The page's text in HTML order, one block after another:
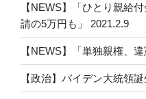
【NEWS】「ひとり親給
請の5万円も」 2021.2.9
【NEWS】「単独親権、
【政治】バイデン大統領誕